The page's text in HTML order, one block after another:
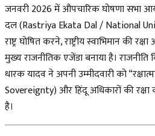
जनवरी 2026 में औपचारिक घोषणा सभा
दल (Rastriya Ekata Dal / National
राष्ट्र घोषित करने, राष्ट्रीय स्वाभिमान की
मुख्य राजनीतिक एजेंडा बनाया है। राजनीति
धारक यादव ने अपनी उम्मीदवारी को
Sovereignty) और हिंदू अधिकारों की
है।